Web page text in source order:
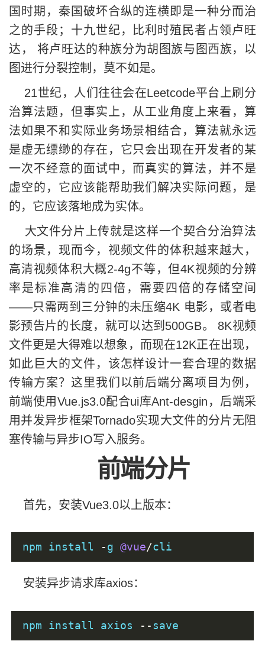
国时期，秦国破坏合纵的连横即是一种分而治
之的手段；十九世纪，比利时殖民者占领卢旺
达， 将卢旺达的种族分为胡图族与图西族，以
图进行分裂控制，莫不如是。
21世纪，人们往往会在Leetcode平台上刷分
治算法题，但事实上，从工业角度上来看，算
法如果不和实际业务场景相结合，算法就永远
是虚无缥缈的存在，它只会出现在开发者的某
一次不经意的面试中，而真实的算法，并不是
虚空的，它应该能帮助我们解决实际问题，是
的，它应该落地成为实体。
大文件分片上传就是这样一个契合分治算法
的场景，现而今，视频文件的体积越来越大，
高清视频体积大概2-4g不等，但4K视频的分辨
率是标准高清的四倍，需要四倍的存储空间
——只需两到三分钟的未压缩4K 电影，或者电
影预告片的长度，就可以达到500GB。 8K视频
文件更是大得难以想象，而现在12K正在出现，
如此巨大的文件，该怎样设计一套合理的数据
传输方案？这里我们以前后端分离项目为例，
前端使用Vue.js3.0配合ui库Ant-desgin，后端采
用并发异步框架Tornado实现大文件的分片无阻
塞传输与异步IO写入服务。
前端分片
首先，安装Vue3.0以上版本：
npm install -g @vue/cli
安装异步请求库axios：
npm install axios --save